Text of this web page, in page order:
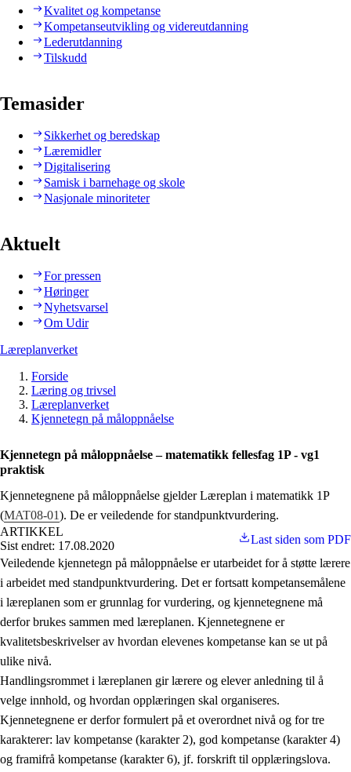
Kvalitet og kompetanse
Kompetanseutvikling og videreutdanning
Lederutdanning
Tilskudd
Temasider
Sikkerhet og beredskap
Læremidler
Digitalisering
Samisk i barnehage og skole
Nasjonale minoriteter
Aktuelt
For pressen
Høringer
Nyhetsvarsel
Om Udir
Læreplanverket
Forside
Læring og trivsel
Læreplanverket
Kjennetegn på måloppnåelse
Kjennetegn på måloppnåelse – matematikk fellesfag 1P - vg1
praktisk
Kjennetegnene på måloppnåelse gjelder Læreplan i matematikk 1P
(MAT08-01). De er veiledende for standpunktvurdering.
ARTIKKEL
Sist endret: 17.08.2020
Last siden som PDF
Veiledende kjennetegn på måloppnåelse er utarbeidet for å støtte lærere
i arbeidet med standpunktvurdering. Det er fortsatt kompetansemålene
i læreplanen som er grunnlag for vurdering, og kjennetegnene må
derfor brukes sammen med læreplanen. Kjennetegnene er
kvalitetsbeskrivelser av hvordan elevenes kompetanse kan se ut på
ulike nivå.
Handlingsrommet i læreplanen gir lærere og elever anledning til å
velge innhold, og hvordan opplæringen skal organiseres.
Kjennetegnene er derfor formulert på et overordnet nivå og for tre
karakterer: lav kompetanse (karakter 2), god kompetanse (karakter 4)
og framifrå kompetanse (karakter 6), jf. forskrift til opplæringslova.